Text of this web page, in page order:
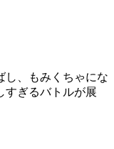
し、もみくちゃにな
すぎるバトルが展